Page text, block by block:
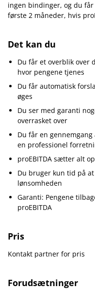
ingen bindinger, og du
første 2 måneder, hvis
Det kan du
Du får et overblik over
hvor pengene tjenes
Du får automatisk
øges
Du ser med garanti
overrasket over
Du får en
en professionel
proEBITDA sætter alt
Du bruger kun tid på
lønsomheden
Garanti: Pengene
proEBITDA
Pris
Kontakt partner for pris
Forudsætninger